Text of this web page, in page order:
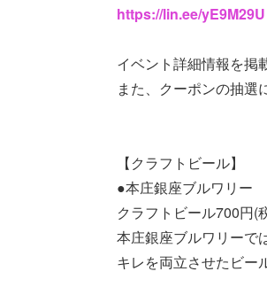
https://lin.ee/yE9M29U
イベント詳細情報を掲
また、クーポンの抽選
【クラフトビール】
●本庄銀座ブルワリー
クラフトビール700円(
本庄銀座ブルワリーで
キレを両立させたビー